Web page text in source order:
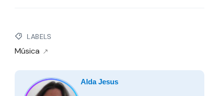
LABELS
Música
Alda Jesus